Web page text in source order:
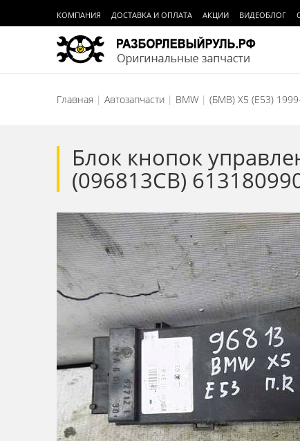
КОМПАНИЯ ДОСТАВКА И ОПЛАТА АКЦИИ ВИДЕОБЛОГ
Главная Автозапчасти BMW (БМВ) X5 (E53)
Блок кнопок
(096813СВ)